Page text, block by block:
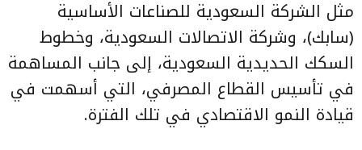
مثل الشركة السعودية للصناعات الأساسية
(سابك)، وشركة الاتصالات السعودية، وخطوط
السكك الحديدية السعودية، إلى جانب المساهمة
في تأسيس القطاع المصرفي، التي أسهمت في
قيادة النمو الاقتصادي في تلك الفترة.